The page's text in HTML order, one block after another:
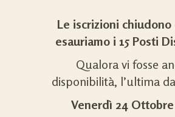
Le iscrizioni
esauriamo i 15 Posti
Qualora vi fosse
disponibilità, l’ultima
Venerdì 24 Ottobre